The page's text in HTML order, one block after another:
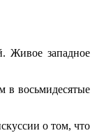
Живое западное
в восьмидесятые
о том, что